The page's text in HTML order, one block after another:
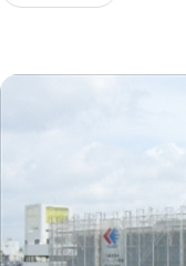
IR情報